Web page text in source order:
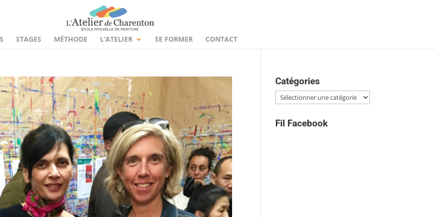
STAGES MÉTHODE L’ATELIER SE FORMER CONTACT
Catégories
Catégories
Fil Facebook